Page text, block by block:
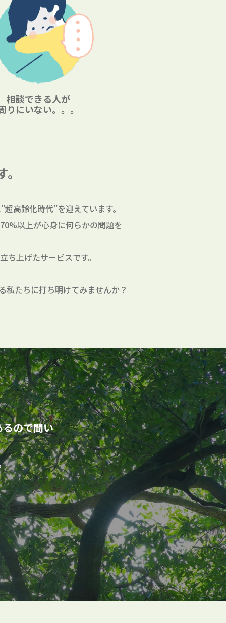
相談できる人が
りにいない。。。
高齢化時代”を迎えています。
以上が心身に何らかの問題を
上げたサービスです。
私たちに打ち明けてみませんか？
ので聞い